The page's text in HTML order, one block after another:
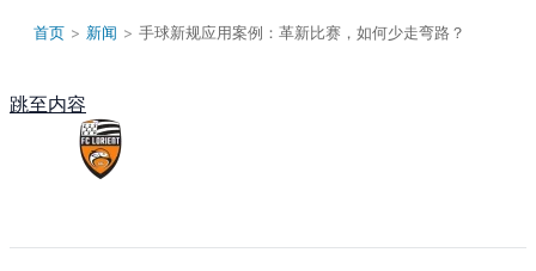
首页 > 新闻 > 手球新规应用案例：革新比赛，如何少走弯路？
跳至内容